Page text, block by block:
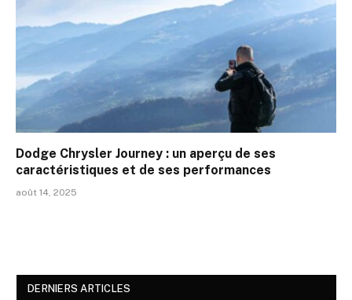
Dodge Chrysler Journey : un aperçu de ses
caractéristiques et de ses performances
août 14, 2025
DERNIERS ARTICLES